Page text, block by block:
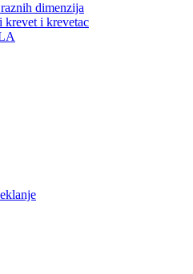
raznih dimenzija
krevet i krevetac